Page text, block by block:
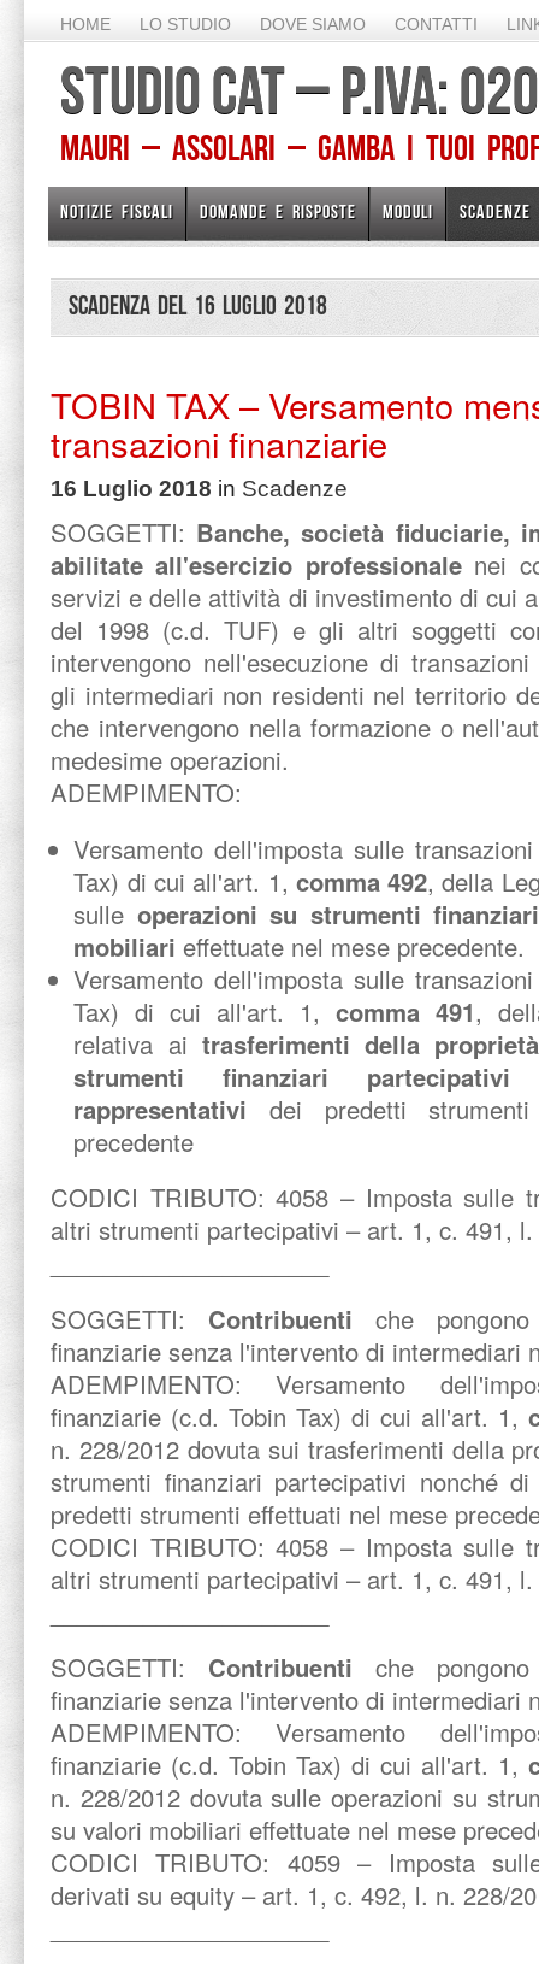
HOME LO STUDIO DOVE SIAMO CONTATTI
STUDIO CAT – P.IVA:
Mauri – Assolari – Gamba I TUOI
NOTIZIE FISCALI DOMANDE E RISPOSTE MODULI SCADENZE
Scadenza del 16 Luglio 2018
TOBIN TAX – Versamento
transazioni finanziarie
16 Luglio 2018 in Scadenze
SOGGETTI: Banche, società fiduciarie,
abilitate all'esercizio professionalenei
servizi e delle attività di investimento di cui
del 1998 (c.d. TUF) e gli altri soggetti
intervengono nell'esecuzione di
gli intermediari non residenti nel territorio
che intervengono nella formazione o
medesime operazioni.
ADEMPIMENTO:
Versamento dell'imposta sulle
Tax) di cui all'art. 1, comma 492, della
sulle operazioni su strumenti
mobiliari effettuate nel mese precedente.
Versamento dell'imposta sulle
Tax) di cui all'art. 1, comma 491,
relativa ai trasferimenti della
strumenti finanziari
rappresentativi dei predetti
precedente
CODICI TRIBUTO: 4058 – Imposta sulle
altri strumenti partecipativi – art. 1, c. 491,
SOGGETTI: Contribuenti che
finanziarie senza l'intervento di intermediari
ADEMPIMENTO:Versamento
finanziarie (c.d. Tobin Tax) di cui all'art. 1,
n. 228/2012 dovuta sui trasferimenti della
strumenti finanziari partecipativi nonché
predetti strumenti effettuati nel mese
CODICI TRIBUTO: 4058 – Imposta sulle
altri strumenti partecipativi – art. 1, c. 491,
SOGGETTI: Contribuenti che
finanziarie senza l'intervento di intermediari
ADEMPIMENTO:Versamento
finanziarie (c.d. Tobin Tax) di cui all'art. 1,
n. 228/2012 dovuta sulle operazioni su
su valori mobiliari effettuate nel mese
CODICI TRIBUTO: 4059 – Imposta
derivati su equity – art. 1, c. 492, l. n. 228/